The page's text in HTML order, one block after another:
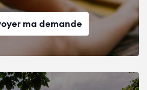
ma demande